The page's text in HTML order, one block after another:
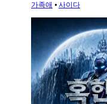
가족애 ⦁ 사이다